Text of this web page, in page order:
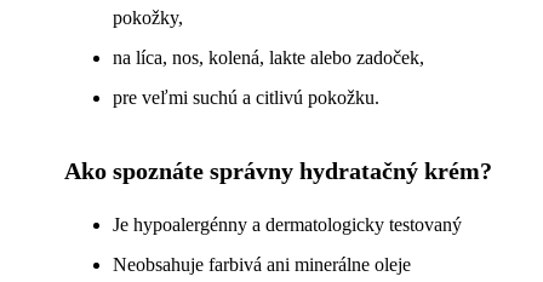
pokožky,
na líca, nos, kolená, lakte alebo zadoček,
pre veľmi suchú a citlivú pokožku.
Ako spoznáte správny hydratačný krém?
Je hypoalergénny a dermatologicky testovaný
Neobsahuje farbivá ani minerálne oleje